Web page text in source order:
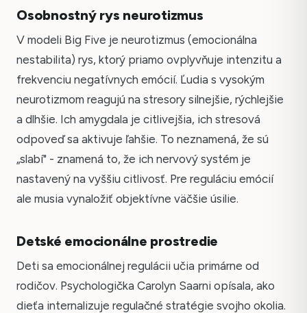
Osobnostný rys neurotizmus
V modeli Big Five je neurotizmus (emocionálna
nestabilita) rys, ktorý priamo ovplyvňuje intenzitu a
frekvenciu negatívnych emócií. Ľudia s vysokým
neurotizmom reagujú na stresory silnejšie, rýchlejšie
a dlhšie. Ich amygdala je citlivejšia, ich stresová
odpoveď sa aktivuje ľahšie. To neznamená, že sú
„slabí" - znamená to, že ich nervový systém je
nastavený na vyššiu citlivosť. Pre reguláciu emócií
ale musia vynaložiť objektívne väčšie úsilie.
Detské emocionálne prostredie
Deti sa emocionálnej regulácii učia primárne od
rodičov. Psychologička Carolyn Saarni opísala, ako
dieťa internalizuje regulačné stratégie svojho okolia.